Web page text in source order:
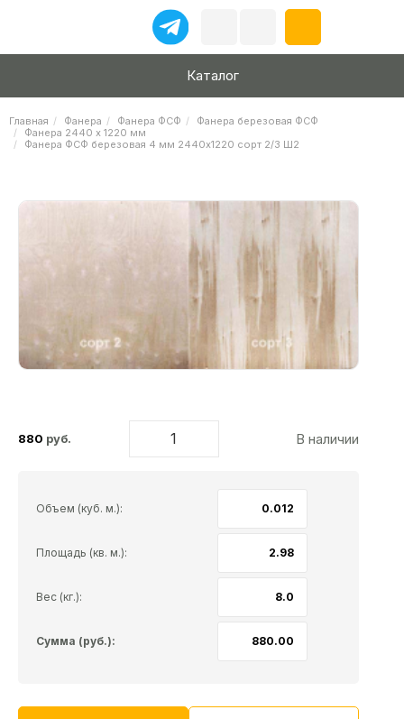
Каталог
Главная Фанера Фанера ФСФ
Фанера березовая ФСФ
Фанера 2440 х 1220 мм
Фанера ФСФ березовая 4 мм 2440х1220 сорт 2/3 Ш2
880 руб. В наличии
Объем (куб. м.):
Площадь (кв. м.):
Вес (кг.):
Сумма (руб.):